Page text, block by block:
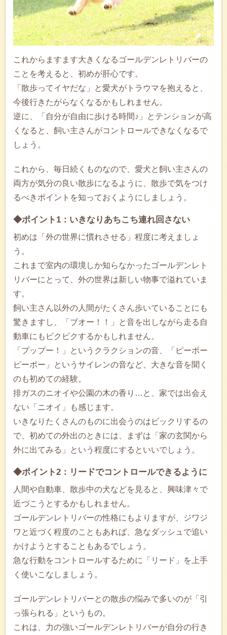
これからますます大きくなるゴールデンレトリバーの
ことを考えると、初めが肝心です。
「散歩ってイヤだな」と愛犬がトラウマを抱えると、
今後行きたがらなくなるかもしれません。
逆に、「自分が自由に歩ける時間♪」とテンションが高
くなると、飼い主さんがコントロールできなくなるで
しょう。
これから、毎日続くものなので、愛犬と飼い主さんの
両方が気分の良い散歩になるように、散歩で気をつけ
るべきポイントを知っておくようにしましょう。
◆ポイント1：いきなりあちこち連れ回さない
初めは「外の世界に慣れさせる」程度に考えましょ
う。
これまで室内の環境しか知らなかったゴールデンレト
リバーにとって、外の世界は新しい物事で溢れていま
す。
飼い主さん以外の人間がたくさん歩いていることにも
驚きますし、「ブオー！！」と音を出しながら走る自
動車にもビクビクするかもしれません。
「プップー！」というクラクションの音、「ピーポー
ピーポー」というサイレンの音など、大きな音を聞く
のも初めての経験。
排ガスのニオイや公園の木の香り…と、家では出会え
ない「ニオイ」も感じます。
いきなりたくさんのものに出会うのはビックリするの
で、初めての外出のときには、まずは「家の玄関から
外に出てみる」という程度にするといいでしょう。
◆ポイント2：リードでコントロールできるように
人間や自動車、散歩中の犬などを見ると、興味津々で
近づこうとするかもしれません。
ゴールデンレトリバーの性格にもよりますが、ジワジ
ワと近づく程度のこともあれば、急なダッシュで追い
かけようとすることもあるでしょう。
急な行動をコントロールするために「リード」を上手
く使いこなしましょう。
ゴールデンレトリバーとの散歩の悩みで多いのが「引
っ張られる」というもの。
これは、力の強いゴールデンレトリバーが自分の行き